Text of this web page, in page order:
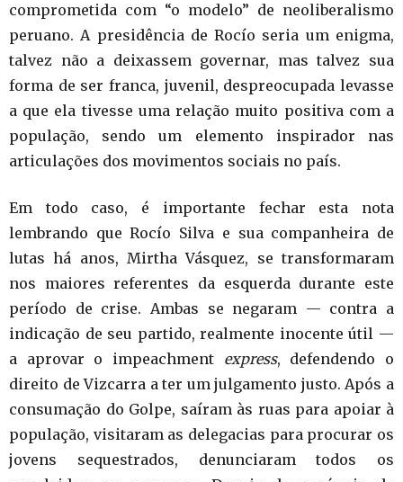
comprometida com “o modelo” de neoliberalismo
peruano. A presidência de Rocío seria um enigma,
talvez não a deixassem governar, mas talvez sua
forma de ser franca, juvenil, despreocupada levasse
a que ela tivesse uma relação muito positiva com a
população, sendo um elemento inspirador nas
articulações dos movimentos sociais no país.
Em todo caso, é importante fechar esta nota
lembrando que Rocío Silva e sua companheira de
lutas há anos, Mirtha Vásquez, se transformaram
nos maiores referentes da esquerda durante este
período de crise. Ambas se negaram — contra a
indicação de seu partido, realmente inocente útil —
a aprovar o impeachment express, defendendo o
direito de Vizcarra a ter um julgamento justo. Após a
consumação do Golpe, saíram às ruas para apoiar à
população, visitaram as delegacias para procurar os
jovens sequestrados, denunciaram todos os